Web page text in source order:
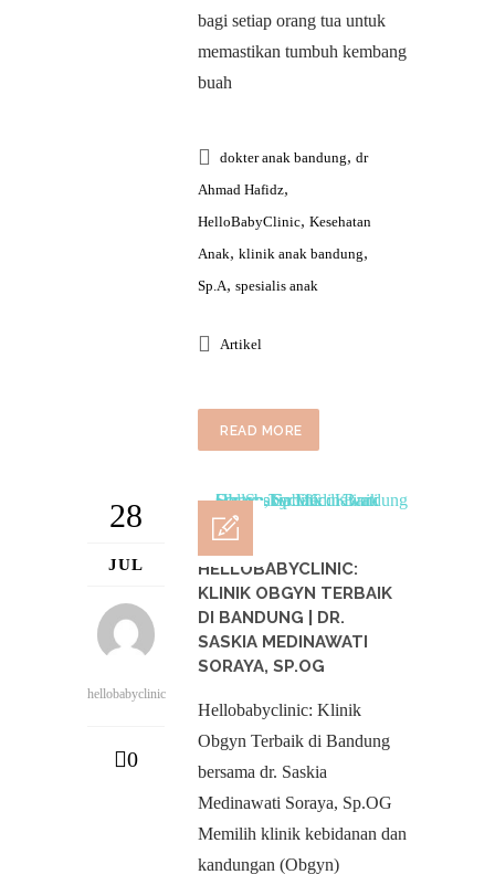
bagi setiap orang tua untuk
memastikan tumbuh kembang
buah
dokter anak bandung, dr
Ahmad Hafidz,
HelloBabyClinic, Kesehatan
Anak, klinik anak bandung,
Sp.A, spesialis anak
Artikel
READ MORE
28
JUL
hellobabyclinic
0
HELLOBABYCLINIC:
KLINIK OBGYN TERBAIK
DI BANDUNG | DR.
SASKIA MEDINAWATI
SORAYA, SP.OG
Hellobabyclinic: Klinik
Obgyn Terbaik di Bandung
bersama dr. Saskia
Medinawati Soraya, Sp.OG
Memilih klinik kebidanan dan
kandungan (Obgyn)